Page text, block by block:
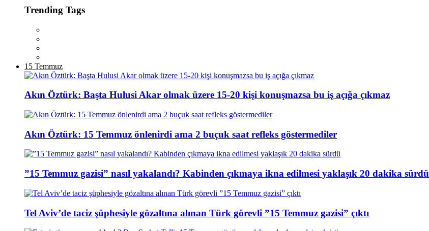
Trending Tags
15 Temmuz
Akın Öztürk: Başta Hulusi Akar olmak üzere 15-20 kişi konuşmazsa bu iş açığa çıkmaz
Akın Öztürk: 15 Temmuz önlenirdi ama 2 buçuk saat refleks göstermediler
”15 Temmuz gazisi” nasıl yakalandı? Kabinden çıkmaya ikna edilmesi yaklaşık 20 dakika sürdü
Tel Aviv’de taciz şüphesiyle gözaltına alınan Türk görevli ”15 Temmuz gazisi” çıktı